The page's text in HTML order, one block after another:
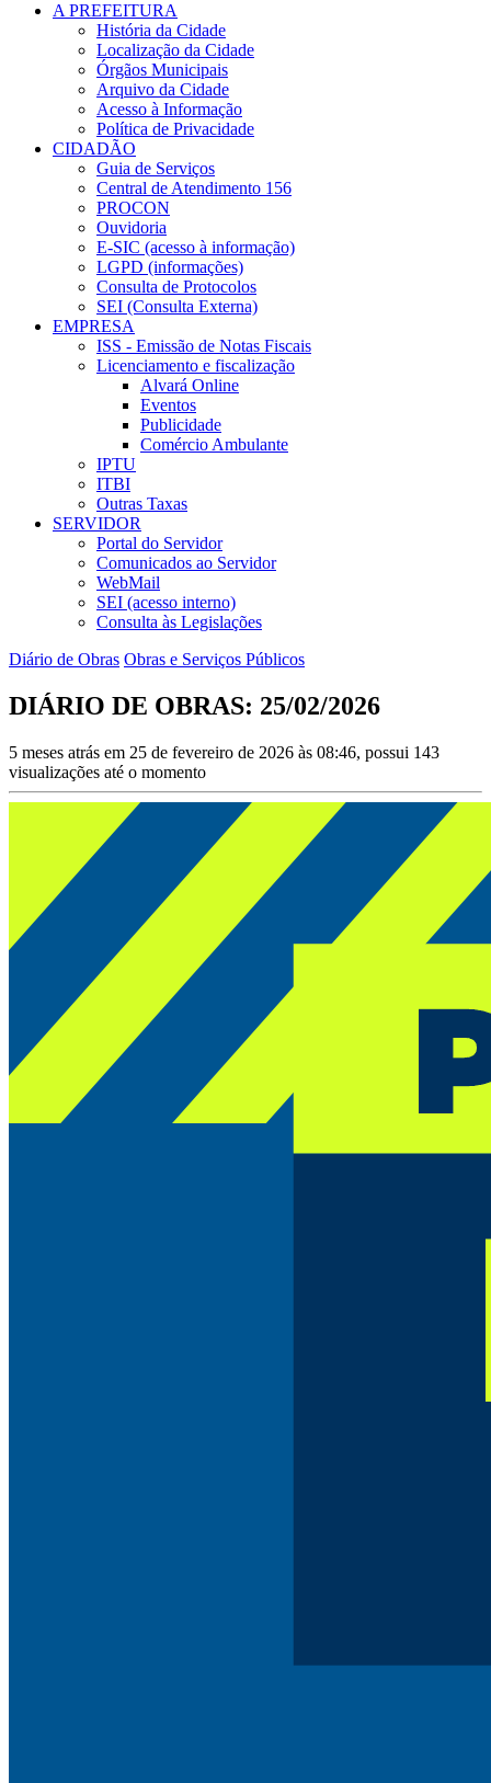
A PREFEITURA
História da Cidade
Localização da Cidade
Órgãos Municipais
Arquivo da Cidade
Acesso à Informação
Política de Privacidade
CIDADÃO
Guia de Serviços
Central de Atendimento 156
PROCON
Ouvidoria
E-SIC (acesso à informação)
LGPD (informações)
Consulta de Protocolos
SEI (Consulta Externa)
EMPRESA
ISS - Emissão de Notas Fiscais
Licenciamento e fiscalização
Alvará Online
Eventos
Publicidade
Comércio Ambulante
IPTU
ITBI
Outras Taxas
SERVIDOR
Portal do Servidor
Comunicados ao Servidor
WebMail
SEI (acesso interno)
Consulta às Legislações
Diário de Obras Obras e Serviços Públicos
DIÁRIO DE OBRAS: 25/02/2026
5 meses atrás em 25 de fevereiro de 2026 às 08:46, possui 143
visualizações até o momento